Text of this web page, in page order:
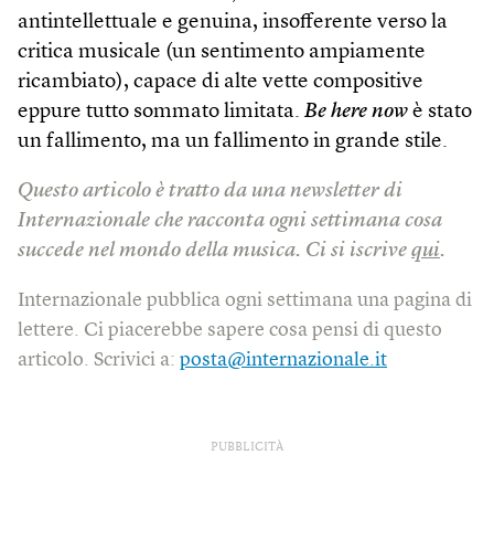
antintellettuale e genuina, insofferente verso la
critica musicale (un sentimento ampiamente
ricambiato), capace di alte vette compositive
eppure tutto sommato limitata. Be here now è stato
un fallimento, ma un fallimento in grande stile.
Questo articolo è tratto da una newsletter di
Internazionale che racconta ogni settimana cosa
succede nel mondo della musica. Ci si iscrive qui.
Internazionale pubblica ogni settimana una pagina di
lettere. Ci piacerebbe sapere cosa pensi di questo
articolo. Scrivici a: posta@internazionale.it
PUBBLICITÀ